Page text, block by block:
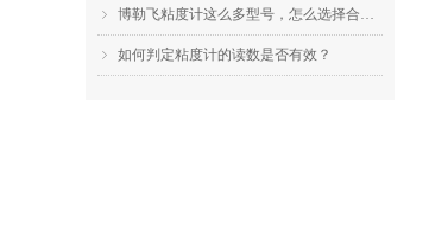
ꁇ 博勒飞粘度计这么多型号，怎么选择合适的机型？
ꁇ 如何判定粘度计的读数是否有效？